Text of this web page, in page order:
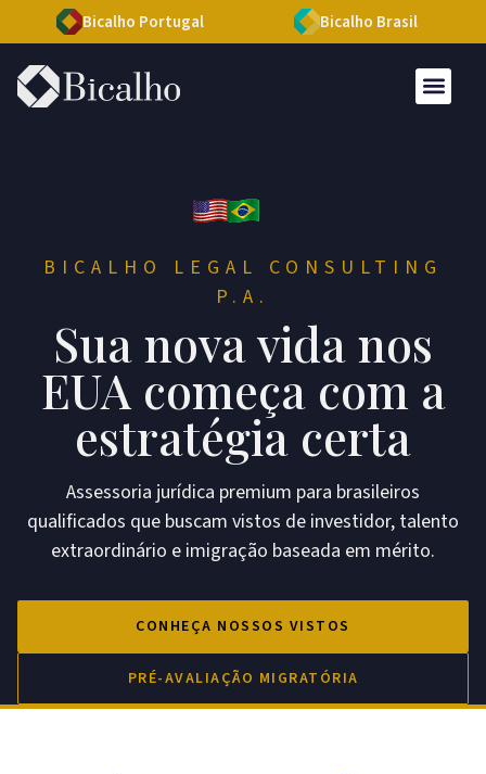
Bicalho Portugal Bicalho Brasil
BICALHO LEGAL CONSULTING
P.A.
Sua nova vida nos
EUA começa com a
estratégia certa
Assessoria jurídica premium para brasileiros
qualificados que buscam vistos de investidor, talento
extraordinário e imigração baseada em mérito.
CONHEÇA NOSSOS VISTOS
PRÉ-AVALIAÇÃO MIGRATÓRIA